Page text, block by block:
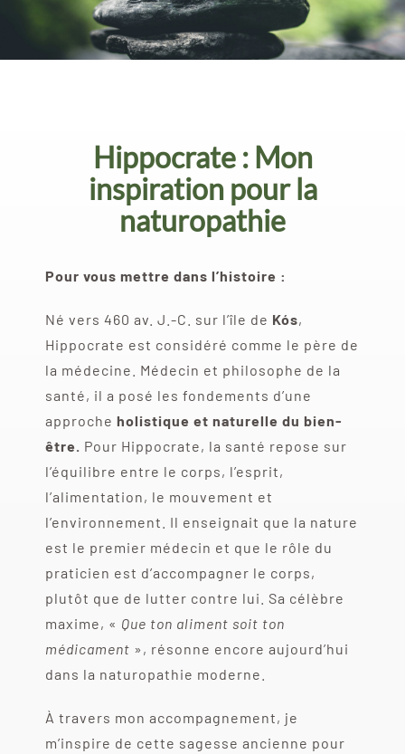
Hippocrate : Mon
inspiration pour la
naturopathie
Pour vous mettre dans l’histoire :
Né vers 460 av. J.-C. sur l’île de Kós,
Hippocrate est considéré comme le père de
la médecine. Médecin et philosophe de la
santé, il a posé les fondements d’une
approche holistique et naturelle du bien-
être. Pour Hippocrate, la santé repose sur
l’équilibre entre le corps, l’esprit,
l’alimentation, le mouvement et
l’environnement. Il enseignait que la nature
est le premier médecin et que le rôle du
praticien est d’accompagner le corps,
plutôt que de lutter contre lui. Sa célèbre
maxime, « Que ton aliment soit ton
médicament », résonne encore aujourd’hui
dans la naturopathie moderne.
À travers mon accompagnement, je
m’inspire de cette sagesse ancienne pour